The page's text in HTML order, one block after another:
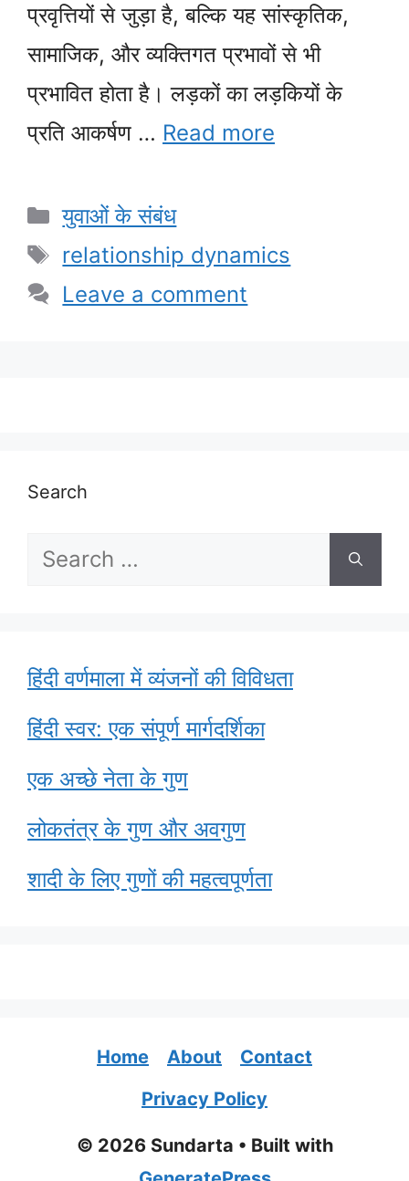
प्रवृत्तियों से जुड़ा है, बल्कि यह सांस्कृतिक,
सामाजिक, और व्यक्तिगत प्रभावों से भी
प्रभावित होता है। लड़कों का लड़कियों के
प्रति आकर्षण … Read more
Categories
युवाओं के संबंध
Tags
relationship dynamics
Leave a comment
Search
Search
हिंदी वर्णमाला में व्यंजनों की विविधता
हिंदी स्वर: एक संपूर्ण मार्गदर्शिका
एक अच्छे नेता के गुण
लोकतंत्र के गुण और अवगुण
शादी के लिए गुणों की महत्वपूर्णता
Home About
Contact
Privacy Policy
© 2026 Sundarta • Built with